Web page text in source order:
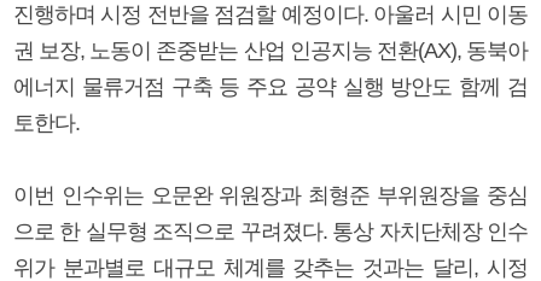
진행하며 시정 전반을 점검할 예정이다. 아울러 시민 이동
권 보장, 노동이 존중받는 산업 인공지능 전환(AX), 동북아
에너지 물류거점 구축 등 주요 공약 실행 방안도 함께 검
토한다.
이번 인수위는 오문완 위원장과 최형준 부위원장을 중심
으로 한 실무형 조직으로 꾸려졌다. 통상 자치단체장 인수
위가 분과별로 대규모 체계를 갖추는 것과는 달리, 시정